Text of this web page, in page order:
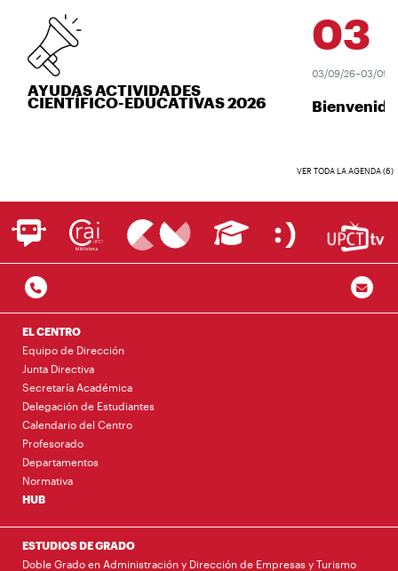
AYUDAS ACTIVIDADES
CIENTÍFICO-EDUCATIVAS 2026
03
03/09/26–03/09/26
Bienvenida
VER TODA LA AGENDA (6)
EL CENTRO
Equipo de Dirección
Junta Directiva
Secretaría Académica
Delegación de Estudiantes
Calendario del Centro
Profesorado
Departamentos
Normativa
HUB
ESTUDIOS DE GRADO
Doble Grado en Administración y Dirección de Empresas y Turismo